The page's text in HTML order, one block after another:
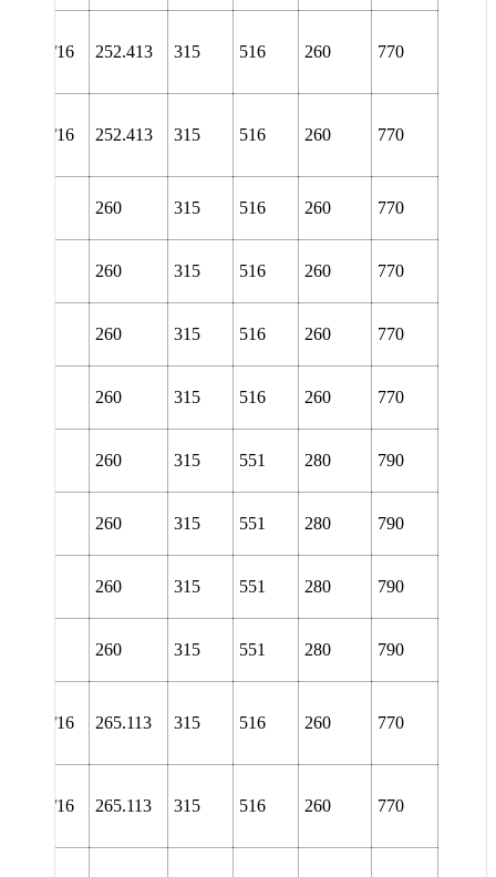
9.15/16
252.413 315 516 260 770
9.15/16
252.413 315 516 260 770
260 315 516 260 770
260 315 516 260 770
260 315 516 260 770
260 315 516 260 770
260 315 551 280 790
260 315 551 280 790
260 315 551 280 790
260 315 551 280 790
10.7/16
265.113 315 516 260 770
10.7/16
265.113 315 516 260 770